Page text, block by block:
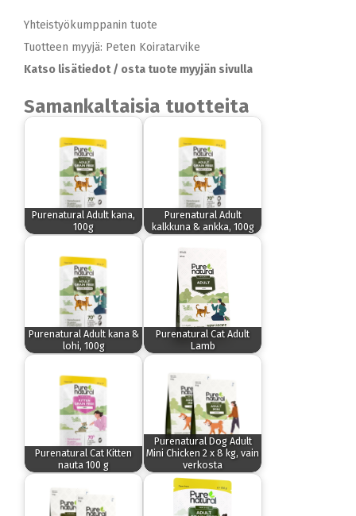
Yhteistyökumppanin tuote
Tuotteen myyjä: Peten Koiratarvike
Katso lisätiedot / osta tuote myyjän sivulla
Samankaltaisia tuotteita
Purenatural Adult kana,
100g
Purenatural Adult
kalkkuna & ankka, 100g
Purenatural Adult kana &
lohi, 100g
Purenatural Cat Adult
Lamb
Purenatural Cat Kitten
nauta 100 g
Purenatural Dog Adult
Mini Chicken 2 x 8 kg, vain
verkosta